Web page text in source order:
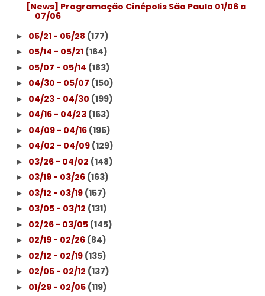
[News] Programação Cinépolis São Paulo 01/06 a
07/06
► 05/21 - 05/28 (177)
► 05/14 - 05/21 (164)
► 05/07 - 05/14 (183)
► 04/30 - 05/07 (150)
► 04/23 - 04/30 (199)
► 04/16 - 04/23 (163)
► 04/09 - 04/16 (195)
► 04/02 - 04/09 (129)
► 03/26 - 04/02 (148)
► 03/19 - 03/26 (163)
► 03/12 - 03/19 (157)
► 03/05 - 03/12 (131)
► 02/26 - 03/05 (145)
► 02/19 - 02/26 (84)
► 02/12 - 02/19 (135)
► 02/05 - 02/12 (137)
► 01/29 - 02/05 (119)